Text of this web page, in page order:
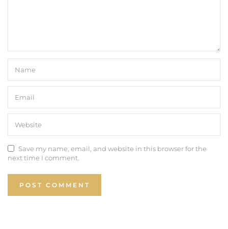
Save my name, email, and website in this browser for the
next time I comment.